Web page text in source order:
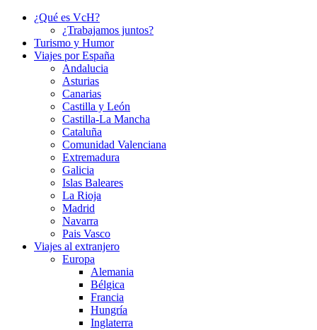
¿Qué es VcH?
¿Trabajamos juntos?
Turismo y Humor
Viajes por España
Andalucia
Asturias
Canarias
Castilla y León
Castilla-La Mancha
Cataluña
Comunidad Valenciana
Extremadura
Galicia
Islas Baleares
La Rioja
Madrid
Navarra
Pais Vasco
Viajes al extranjero
Europa
Alemania
Bélgica
Francia
Hungría
Inglaterra